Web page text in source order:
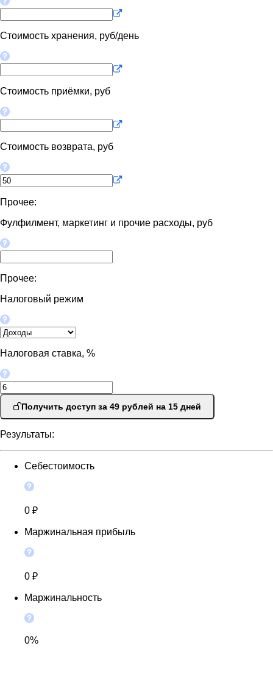
Стоимость хранения, руб/день
Стоимость приёмки, руб
Стоимость возврата, руб
Прочее:
Фулфилмент, маркетинг и прочие расходы, руб
Прочее:
Налоговый режим
Налоговая ставка, %
Получить доступ за 49 рублей на 15 дней
Результаты:
Себестоимость
0 ₽
Маржинальная прибыль
0 ₽
Маржинальность
0%